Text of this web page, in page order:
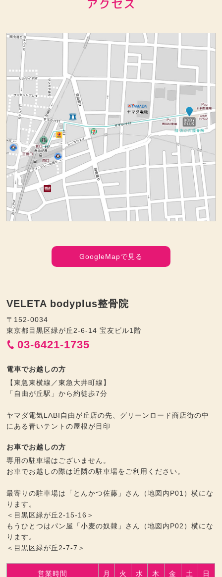
アクセス
GoogleMapで見る
VELETA bodyplus整骨院
〒152-0034
東京都目黒区緑が丘2-6-14 宝友ビル1階
03-6421-1735
電車でお越しの方
【東急東横線／東急大井町線】
「自由が丘駅」から約徒歩7分
ヤマダ電気LABI自由が丘店の先、グリーンロード商店街の中
にある青いテントの屋根が目印
お車でお越しの方
専用の駐車場はございません。
お車でお越しの際は近隣の駐車場をご利用ください。
最寄りの駐車場は「とんかつ佐藤」さん（地図内P01）横にな
ります。
＜目黒区緑が丘2-15-16＞
もうひとつはパン屋「小麦の奴隷」さん（地図内P02）横にな
ります。
＜目黒区緑が丘2-7-7＞
営業時間 月 火 水 木 金 土 日